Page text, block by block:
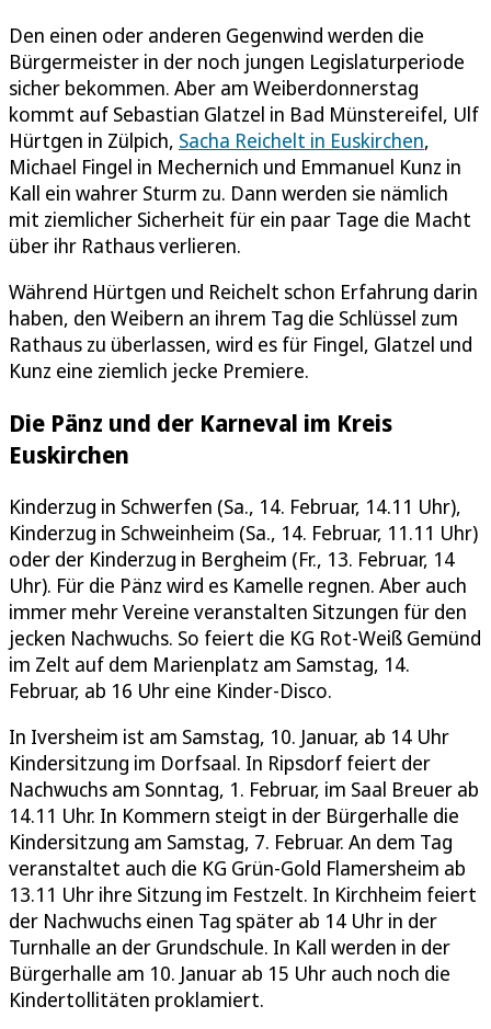
Den einen oder anderen Gegenwind werden die
Bürgermeister in der noch jungen Legislaturperiode
sicher bekommen. Aber am Weiberdonnerstag
kommt auf Sebastian Glatzel in Bad Münstereifel, Ulf
Hürtgen in Zülpich, Sacha Reichelt in Euskirchen,
Michael Fingel in Mechernich und Emmanuel Kunz in
Kall ein wahrer Sturm zu. Dann werden sie nämlich
mit ziemlicher Sicherheit für ein paar Tage die Macht
über ihr Rathaus verlieren.
Während Hürtgen und Reichelt schon Erfahrung darin
haben, den Weibern an ihrem Tag die Schlüssel zum
Rathaus zu überlassen, wird es für Fingel, Glatzel und
Kunz eine ziemlich jecke Premiere.
Die Pänz und der Karneval im Kreis
Euskirchen
Kinderzug in Schwerfen (Sa., 14. Februar, 14.11 Uhr),
Kinderzug in Schweinheim (Sa., 14. Februar, 11.11 Uhr)
oder der Kinderzug in Bergheim (Fr., 13. Februar, 14
Uhr). Für die Pänz wird es Kamelle regnen. Aber auch
immer mehr Vereine veranstalten Sitzungen für den
jecken Nachwuchs. So feiert die KG Rot-Weiß Gemünd
im Zelt auf dem Marienplatz am Samstag, 14.
Februar, ab 16 Uhr eine Kinder-Disco.
In Iversheim ist am Samstag, 10. Januar, ab 14 Uhr
Kindersitzung im Dorfsaal. In Ripsdorf feiert der
Nachwuchs am Sonntag, 1. Februar, im Saal Breuer ab
14.11 Uhr. In Kommern steigt in der Bürgerhalle die
Kindersitzung am Samstag, 7. Februar. An dem Tag
veranstaltet auch die KG Grün-Gold Flamersheim ab
13.11 Uhr ihre Sitzung im Festzelt. In Kirchheim feiert
der Nachwuchs einen Tag später ab 14 Uhr in der
Turnhalle an der Grundschule. In Kall werden in der
Bürgerhalle am 10. Januar ab 15 Uhr auch noch die
Kindertollitäten proklamiert.